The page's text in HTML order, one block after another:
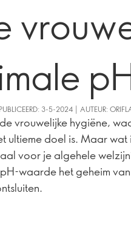
3-5-2024 | AUTEUR:
vrouwelijke hygiëne,
ultieme doel is. Maar wat
voor je algehele
waarde het geheim